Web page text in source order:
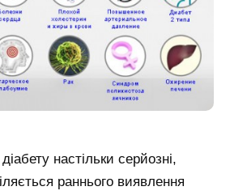
настільки серйозні,
раннього виявлення